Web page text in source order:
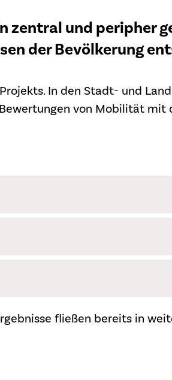
und peripher
der Bevölkerung
In den Stadt- und
von Mobilität mit
fließen bereits in